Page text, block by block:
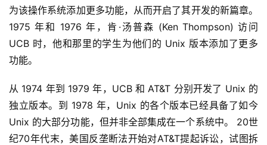
为该操作系统添加更多功能，从而开启了其开发的新篇章。
1975 年和 1976 年，肯·汤普森 (Ken Thompson) 访问
UCB 时，他和那里的学生为他们的 Unix 版本添加了更多
功能。
从 1974 年到 1979 年，UCB 和 AT&T 分别开发了 Unix 的
独立版本。到 1978 年，Unix 的各个版本已经具备了如今
Unix 的大部分功能，但并非全部集成在一个系统中。 20世
纪70年代末，美国反垄断法开始对AT&T提起诉讼，试图拆